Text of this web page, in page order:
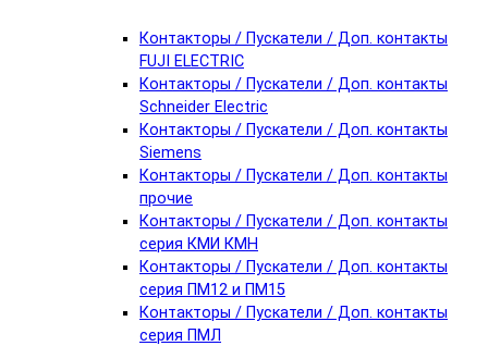
Контакторы / Пускатели / Доп. контакты
FUJI ELECTRIC
Контакторы / Пускатели / Доп. контакты
Schneider Electric
Контакторы / Пускатели / Доп. контакты
Siemens
Контакторы / Пускатели / Доп. контакты
прочие
Контакторы / Пускатели / Доп. контакты
серия КМИ КМН
Контакторы / Пускатели / Доп. контакты
серия ПМ12 и ПМ15
Контакторы / Пускатели / Доп. контакты
серия ПМЛ